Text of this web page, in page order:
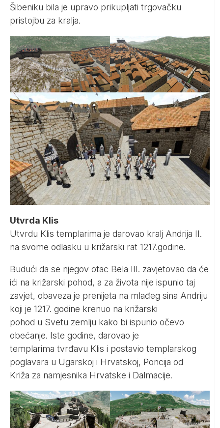
Šibeniku bila je upravo prikupljati trgovačku
pristojbu za kralja.
Utvrda Klis
Utvrdu Klis templarima je darovao kralj Andrija II.
na svome odlasku u križarski rat 1217.godine.
Budući da se njegov otac Bela III. zavjetovao da će
ići na križarski pohod, a za života nije ispunio taj
zavjet, obaveza je prenijeta na mlađeg sina Andriju
koji je 1217. godine krenuo na križarski
pohod u Svetu zemlju kako bi ispunio očevo
obećanje. Iste godine, darovao je
templarima tvrđavu Klis i postavio templarskog
poglavara u Ugarskoj i Hrvatskoj, Poncija od
Križa za namjesnika Hrvatske i Dalmacije.